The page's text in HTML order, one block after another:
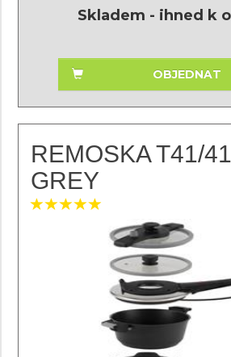
Skladem - ihned k
OBJEDNAT
REMOSKA T41/
GREY